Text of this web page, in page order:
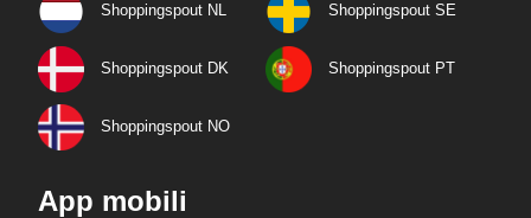
Shoppingspout NL Shoppingspout SE
Shoppingspout DK Shoppingspout PT
Shoppingspout NO
App mobili